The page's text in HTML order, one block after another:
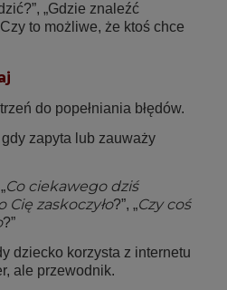
„Gdzie znaleźć
to możliwe, że ktoś chce
do popełniania błędów.
zapyta lub zauważy
Co ciekawego dziś
Cię zaskoczyło?”, „Czy coś
?”
dziecko korzysta z internetu
ale przewodnik.